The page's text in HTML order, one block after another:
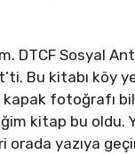
DTCF Sosyal
Bu kitabı köy
fotoğrafı
kitap bu
yazıya